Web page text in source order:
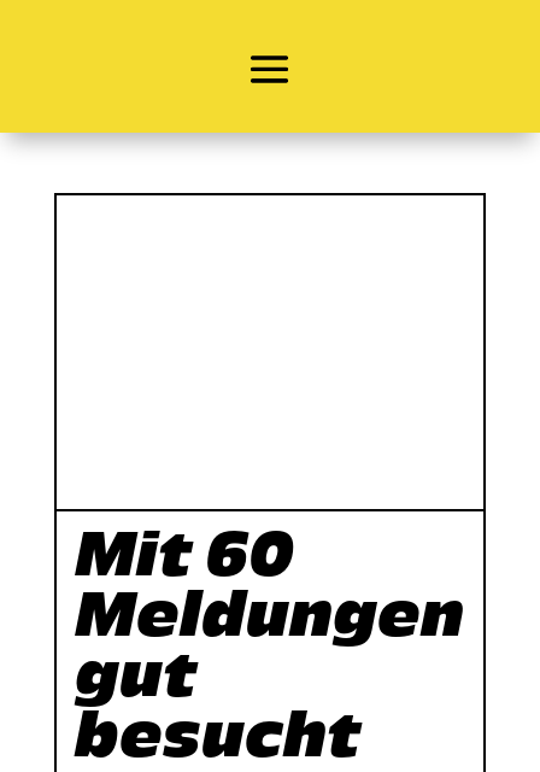
Mit 60
Meldungen
gut
besucht